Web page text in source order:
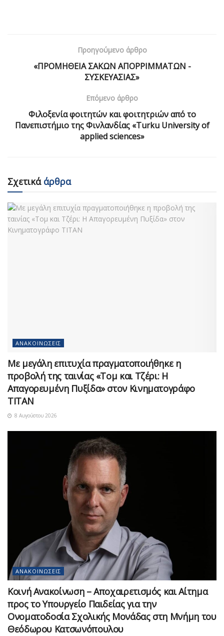
Προηγούμενο άρθρο
«ΠΡΟΜΗΘΕΙΑ ΣΑΚΩΝ ΑΠΟΡΡΙΜΜΑΤΩΝ -
ΣΥΣΚΕΥΑΣΙΑΣ»
Επόμενο άρθρο
Φιλοξενία φοιτητών και φοιτητριών από το
Πανεπιστήμιο της Φινλανδίας «Τurku University of
applied sciences»
Σχετικάάρθρα
ΑΝΑΚΟΙΝΏΣΕΙΣ
Με μεγάλη επιτυχία πραγματοποιήθηκε η
προβολή της ταινίας «Τομ και Τζέρι: Η
Απαγορευμένη Πυξίδα» στον Κινηματογράφο
ΤΙΤΑΝ
8 Αυγούστου 2026
ΑΝΑΚΟΙΝΏΣΕΙΣ
Κοινή Ανακοίνωση – Αποχαιρετισμός και Αίτημα
προς το Υπουργείο Παιδείας για την
Ονοματοδοσία Σχολικής Μονάδας στη Μνήμη του
Θεόδωρου Κατσωνόπουλου